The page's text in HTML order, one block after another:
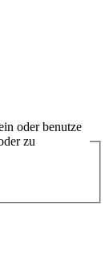
oder benutze
zu